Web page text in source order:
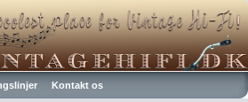
Kontakt os